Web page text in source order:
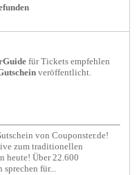
fürTickets empfehlen
veröffentlicht.
von Couponster.de!
zum traditionellen
heute! Über 22.600
für...